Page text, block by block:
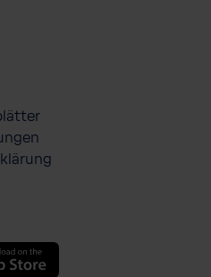
zzgl. Versandkosten